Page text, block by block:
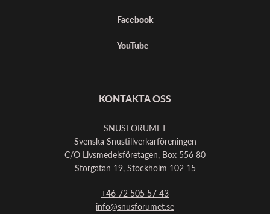
Facebook
YouTube
KONTAKTA OSS
SNUSFORUMET
Svenska Snustillverkarföreningen
C/O Livsmedelsföretagen, Box 556 80
Storgatan 19, Stockholm 102 15
+46 72 505 57 43
info@snusforumet.se